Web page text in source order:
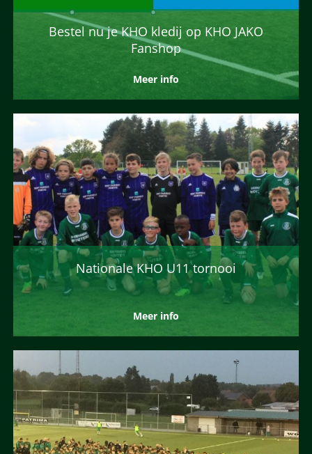
Bestel nu je KHO kledij op KHO JAKO
Fanshop
Meer info
Nationale KHO U11 tornooi
Meer info